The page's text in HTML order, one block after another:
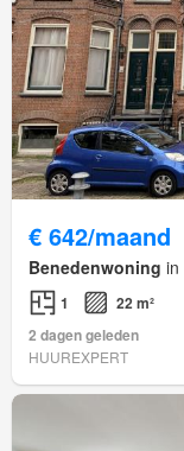
€ 642/maand
Benedenwoning in
1
22 m²
2 dagen geleden
HUUREXPERT